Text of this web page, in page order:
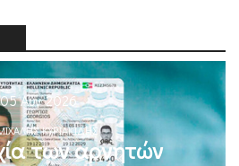
05 Αυγ 2026
ΚΥΡΙΑΚΊΔΗΣ
των αρνητών